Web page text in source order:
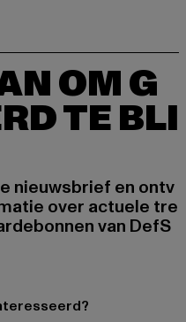
OM G
TE BLI
nieuwsbrief en ontv
over actuele tre
van DefS